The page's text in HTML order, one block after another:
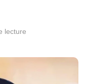
lecture